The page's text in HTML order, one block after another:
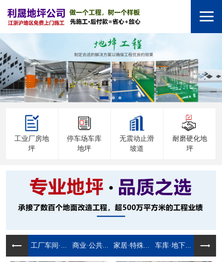
工业厂房地
坪
停车场车库
地坪
无震动止滑
坡道
耐磨硬化地
坪
工厂车间·... 商业·公共... 家居·特殊... 车库·地下...